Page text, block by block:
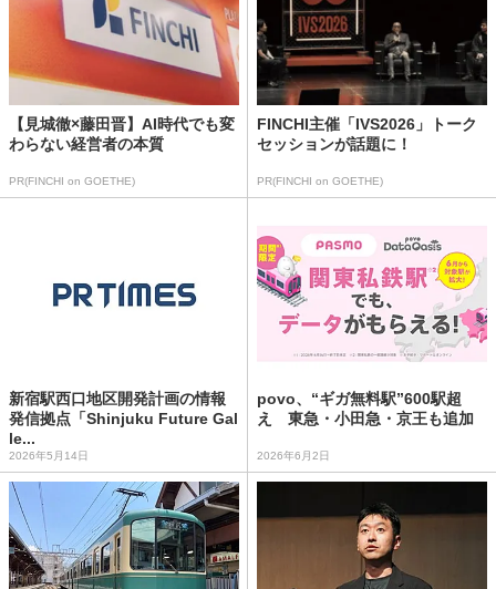
【見城徹×藤田晋】AI時代でも変
わらない経営者の本質
PR(FINCHI on GOETHE)
FINCHI主催「IVS2026」トーク
セッションが話題に！
PR(FINCHI on GOETHE)
新宿駅西口地区開発計画の情報
発信拠点「Shinjuku Future Gal
le...
2026年5月14日
povo、“ギガ無料駅”600駅超
え 東急・小田急・京王も追加
2026年6月2日